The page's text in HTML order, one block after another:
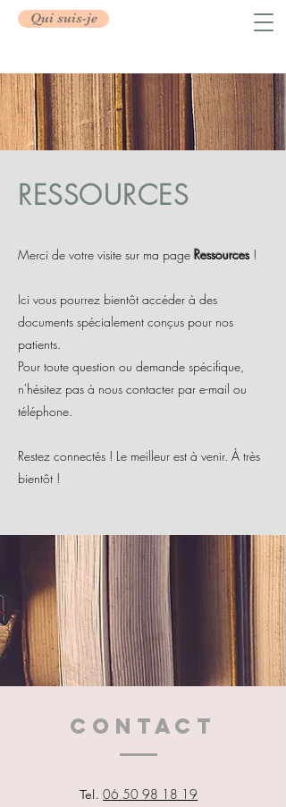
Qui suis-je
RESSOURCES
Merci de votre visite sur ma page Ressources!
Ici vous pourrez bientôt accéder à des
documents spécialement conçus pour nos
patients.
Pour toute question ou demande spécifique,
n'hésitez pas à nous contacter par e-mail ou
téléphone.
Restez connectés ! Le meilleur est à venir. À très
bientôt !
CONTACT
Tel.06 50 98 18 19